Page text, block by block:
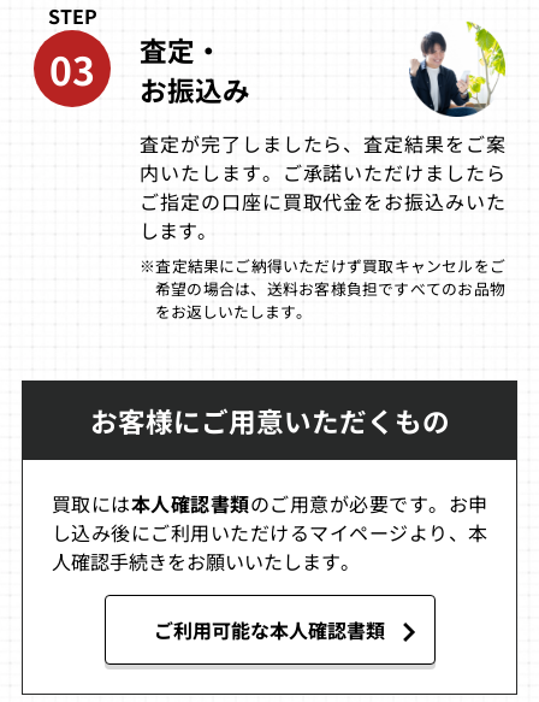
ポケットモンス
ター 青
買取価格
神
買取価格
12,000
スノーブラザー
買取価格
12,000
ダフィー・ダッ
レス
買取価格 買取価格
NBA JAMトーナ
メントエディシ
ョン
買取価格
10,100
POKEMON Spec
ial Pikachu Edit
ion YELLOW VE
買取価格
10,000
悪魔城すぺしゃ
る「ぼくドラキ
ュラくん」
買取価格
10,000
ハムナプトラ
失われた砂漠の
バイオハザード アルフレッドチ
STEP
03
査定・
お振込み
査定が完了しましたら、査定結果をご案
内いたします。ご承諾いただけましたら
ご指定の口座に買取代金をお振込みいた
します。
※査定結果にご納得いただけず買取キャンセルをご
希望の場合は、送料お客様負担ですべてのお品物
をお返しいたします。
お客様にご用意いただくもの
買取には本人確認書類のご用意が必要です。お申
し込み後にご利用いただけるマイページより、本
人確認手続きをお願いいたします。
ご利用可能な本人確認書類